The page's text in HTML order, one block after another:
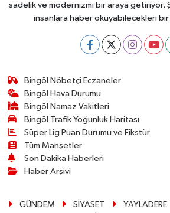
sadelik ve modernizmi bir araya getiriyor.
insanlara haber okuyabilecekleri bir
Bingöl Nöbetçi Eczaneler
Bingöl Hava Durumu
Bingöl Namaz Vakitleri
Bingöl Trafik Yoğunluk Haritası
Süper Lig Puan Durumu ve Fikstür
Tüm Manşetler
Son Dakika Haberleri
Haber Arşivi
GÜNDEM SİYASET YAYLADERE